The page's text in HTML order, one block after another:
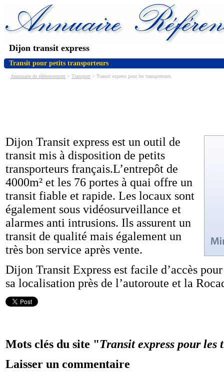
Dijon transit express
Transit pour petits transporteurs
Annnuaire de référencement > Transport > Transit express pour les transporteurs
Dijon Transit express est un outil de
transit mis à disposition de petits
transporteurs français.L’entrepôt de
4000m² et les 76 portes à quai offre un
transit fiable et rapide. Les locaux sont
également sous vidéosurveillance et
alarmes anti intrusions. Ils assurent un
transit de qualité mais également un
très bon service après vente.
Dijon Transit Express est facile d’accès
sa localisation près de l’autoroute et la
Mots clés du site "Transit express pour les
Laisser un commentaire